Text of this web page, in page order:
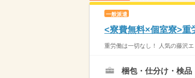
一般派遣
<寮費無料×個室寮>重
重労働は一切なし！ 人気の藤沢
梱包・仕分け・検品